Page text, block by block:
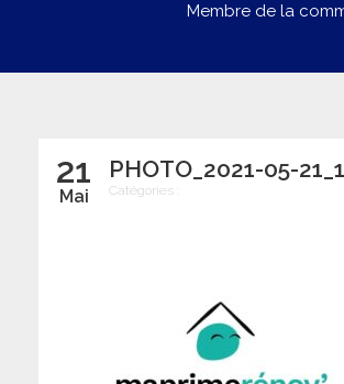
Membre de la
21
Mai
PHOTO_2021-05-
Catégories :